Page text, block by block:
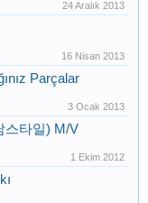
24 Aralık 2013
16 Nisan 2013
Parçalar
3 Ocak 2013
스타일) M/V
1 Ekim 2012